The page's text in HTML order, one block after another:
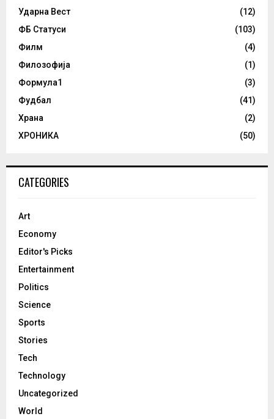
Ударна Вест
(12)
ФБ Статуси
(103)
Филм
(4)
Филозофија
(1)
Формула1
(3)
Фудбал
(41)
Храна
(2)
ХРОНИКА
(50)
CATEGORIES
Art
Economy
Editor's Picks
Entertainment
Politics
Science
Sports
Stories
Tech
Technology
Uncategorized
World